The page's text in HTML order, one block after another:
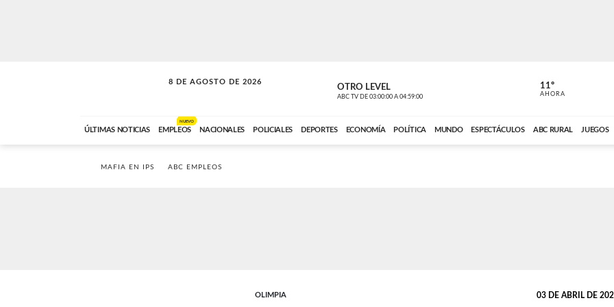
8 DE AGOSTO DE 2026
SOLO MÚSICA OTRO LEVEL
ABC TV DE 03:00:00 A 04:59:00 ABC CARDINAL
11º
AHORA
ÚLTIMAS NOTICIAS EMPLEOS
NUEVO
NACIONALES POLICIALES DEPORTES ECONOMÍA POLÍTICA MUNDO ESPECTÁCULOS ABC RURAL JUEGOS
MAFIA EN IPS ABC EMPLEOS
OLIMPIA 03 DE ABRIL DE